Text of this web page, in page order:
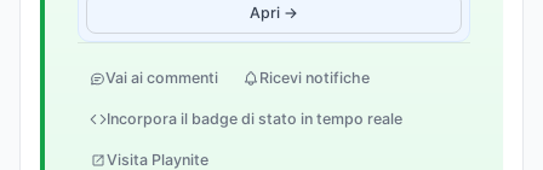
Apri →
Vai ai commenti Ricevi notifiche
Incorpora il badge di stato in tempo reale
Visita Playnite